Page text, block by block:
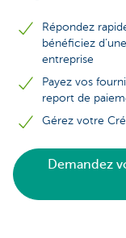
Répondez
bénéficiez
entreprise
Payez vos
report de
Gérez votre
Demandez